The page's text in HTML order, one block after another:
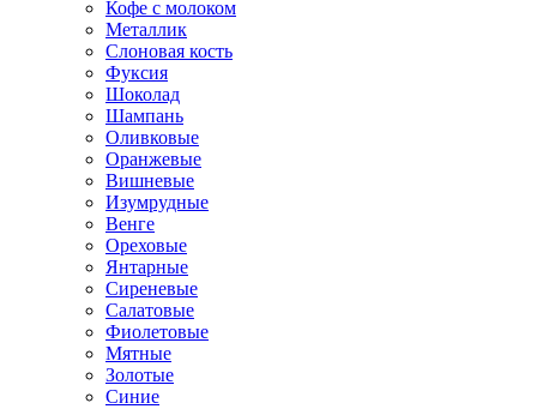
Кофе с молоком
Металлик
Слоновая кость
Фуксия
Шоколад
Шампань
Оливковые
Оранжевые
Вишневые
Изумрудные
Венге
Ореховые
Янтарные
Сиреневые
Салатовые
Фиолетовые
Мятные
Золотые
Синие